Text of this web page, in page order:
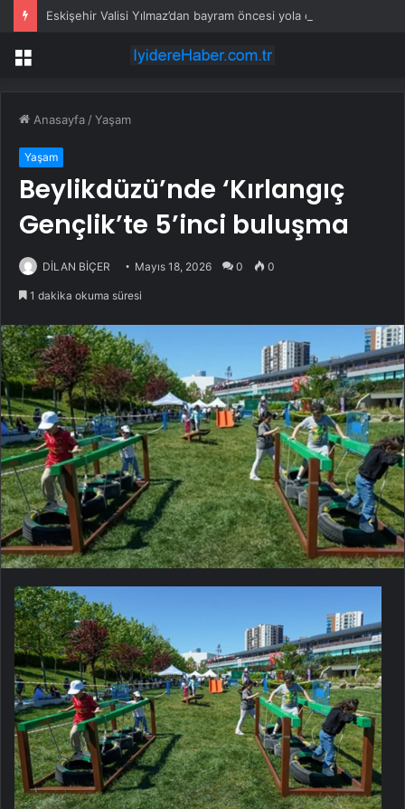
Menü
Anasayfa /Yaşam
Yaşam
Beylikdüzü’nde ‘Kırlangıç
Gençlik’te 5’inci buluşma
DİLAN BİÇER Mayıs 18, 2026 0 0
1 dakika okuma süresi